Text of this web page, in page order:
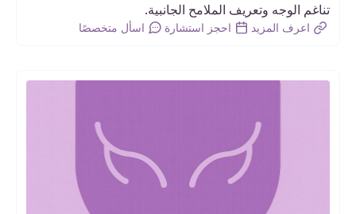
تناغم الوجه وتعريف الملامح الجانبية.
اعرف المزيد احجز استشارة اسأل متخصصًا